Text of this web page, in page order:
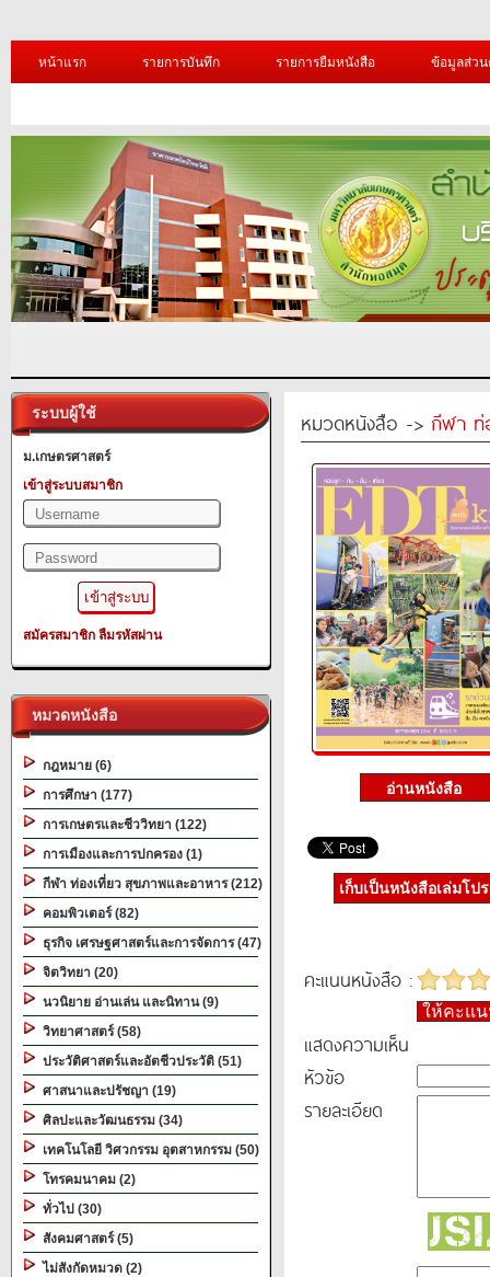
หน้าแรก รายการบันทึก รายการยืมหนังสือ ข้อมูลส่ว
ระบบผู้ใช้
ม.เกษตรศาสตร์
เข้าสู่ระบบสมาชิก
สมัครสมาชิก ลืมรหัสผ่าน
หมวดหนังสือ
กฎหมาย (6)
การศึกษา (177)
การเกษตรและชีววิทยา (122)
การเมืองและการปกครอง (1)
กีฬา ท่องเที่ยว สุขภาพและอาหาร (212)
คอมพิวเตอร์ (82)
ธุรกิจ เศรษฐศาสตร์และการจัดการ (47)
จิตวิทยา (20)
นวนิยาย อ่านเล่น และนิทาน (9)
วิทยาศาสตร์ (58)
ประวัติศาสตร์และอัตชีวประวัติ (51)
ศาสนาและปรัชญา (19)
ศิลปะและวัฒนธรรม (34)
เทคโนโลยี วิศวกรรม อุตสาหกรรม (50)
โทรคมนาคม (2)
ทั่วไป (30)
สังคมศาสตร์ (5)
ไม่สังกัดหมวด (2)
หมวดหนังสือ -> กีฬา ท่
เก็บเป็นหนังสือเล่มโป
คะแนนหนังสือ :
ให้คะแ
แสดงความเห็น
หัวข้อ
รายละเอียด